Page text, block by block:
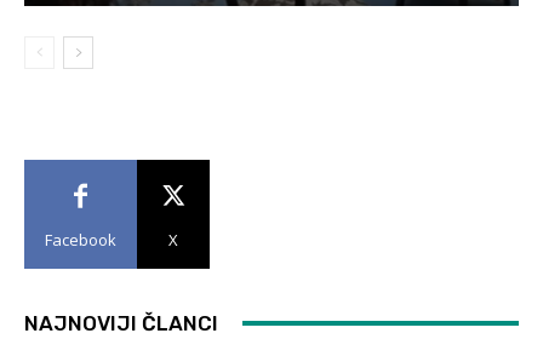
Facebook X
NAJNOVIJI ČLANCI